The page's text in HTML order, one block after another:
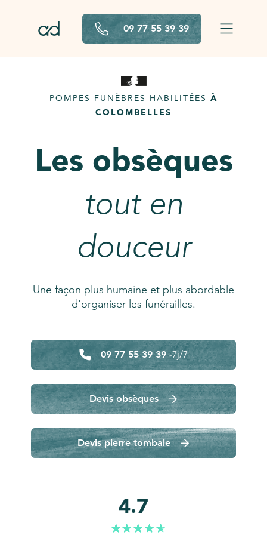
09 77 55 39 39
POMPES FUNÈBRES HABILITÉES À
COLOMBELLES
Les obsèques
tout en
douceur
Une façon plus humaine et plus abordable
d'organiser les funérailles.
09 77 55 39 39 -7j/7
Devis obsèques
Devis pierre tombale
4.7